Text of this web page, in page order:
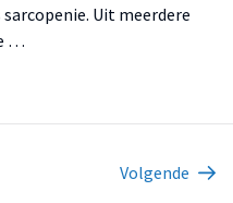
Uit meerdere
…
Volgende